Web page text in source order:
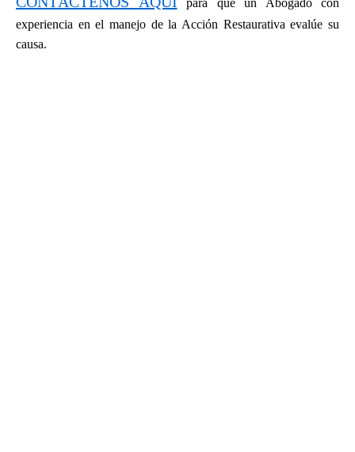
para que un Abogado con
experiencia en el manejo de la Acción Restaurativa evalúe su
causa.